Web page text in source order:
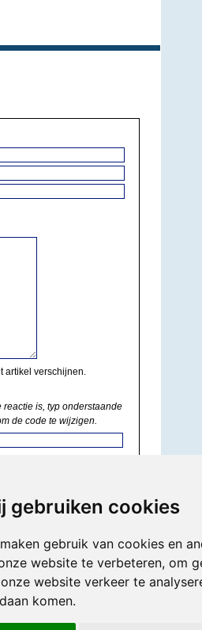
gebruiken cookies
gebruik van cookies en
website te verbeteren, om
website verkeer te
komen.
artikel verschijnen.
is, typ onderstaande
de code te wijzigen.
Mijn Account
Inloggen